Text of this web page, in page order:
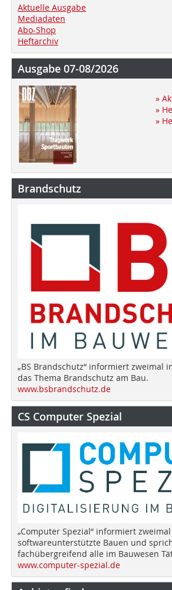
Aktuelle Ausgabe
Mediadaten
Abo-Shop
Heftarchiv
Ausgabe 07-08/2026
»
»
»
Brandschutz
„BS Brandschutz“ informiert zweimal
das Thema Brandschutz am Bau.
www.bsbrandschutz.de
CS Computer Spezial
„Computer Spezial“ informiert
softwareunterstützte Bauen und
fachübergreifend alle im Bauwesen
www.computer-spezial.de